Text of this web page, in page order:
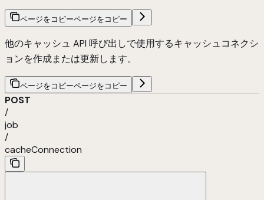
ページをコピーページをコピー
他のキャッシュ API 呼び出しで使用するキャッシュコネクシ
ョンを作成または更新します。
ページをコピーページをコピー
POST
/
job
/
cacheConnection